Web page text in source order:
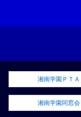
湘南学園ＰＴＡ
湘南学園同窓会